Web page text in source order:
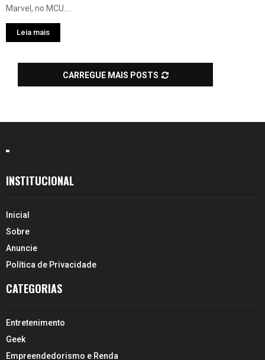
Marvel, no MCU....
Leia mais
CARREGUE MAIS POSTS
INSTITUCIONAL
Inicial
Sobre
Anuncie
Política de Privacidade
CATEGORIAS
Entretenimento
Geek
Empreendedorismo e Renda